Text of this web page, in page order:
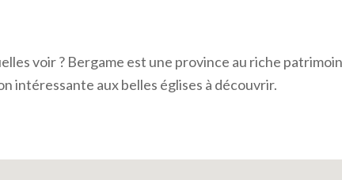
voir ? Bergame est une province au riche
intéressante aux belles églises à découvrir.